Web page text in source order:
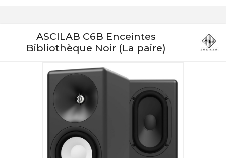
ASCILAB C6B Enceintes
Bibliothèque Noir (La paire)